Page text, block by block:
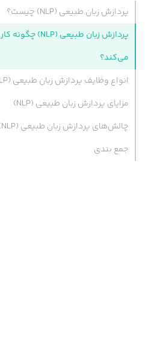
پردازش زبان طبیعی (NLP) چیست؟
پردازش زبان طبیعی (NLP) چگونه کار
می‌کند؟
انواع وظایف پردازش زبان طبیعی (NLP)
مزایای پردازش زبان طبیعی (NLP)
چالش‌های پردازش زبان طبیعی (NLP)
جمع بندی